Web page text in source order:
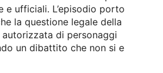
e ufficiali. L’episodio porto
la questione legale della
di personaggi
un dibattito che non si e